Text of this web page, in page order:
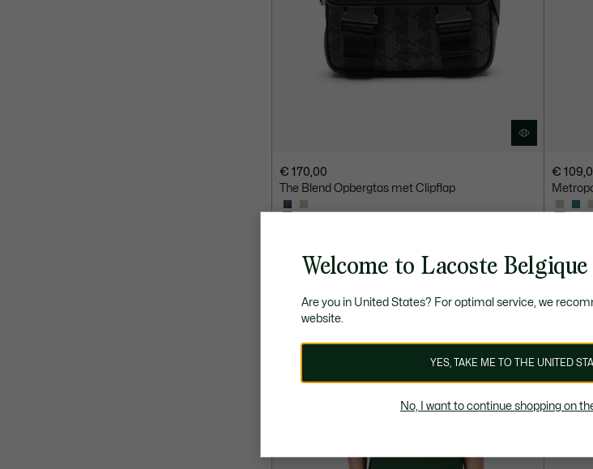
€ 170,00
The Blend Opbergtas met Clipflap
€
Welcome to Lacoste Belgique
Are you in United States? For optimal service, we
website.
YES, TAKE ME TO THE UNITED
No, I want to continue shopping on